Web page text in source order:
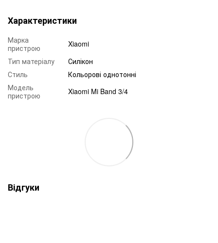
Характеристики
Марка
пристрою
Xiaomi
Тип матеріалу
Силікон
Стиль
Кольорові однотонні
Модель
пристрою
Xiaomi Mi Band 3/4
Відгуки